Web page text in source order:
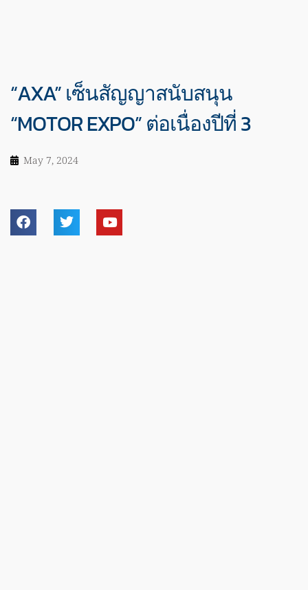
“AXA” เซ็นสัญญาสนับสนุน
“MOTOR EXPO” ต่อเนื่องปีที่ 3
May 7, 2024